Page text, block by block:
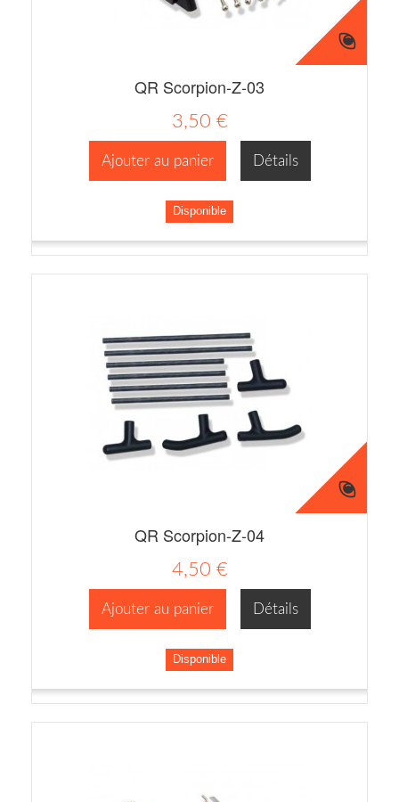
QR Scorpion-Z-03
3,50 €
Ajouter au panier Détails
Disponible
QR Scorpion-Z-04
4,50 €
Ajouter au panier Détails
Disponible